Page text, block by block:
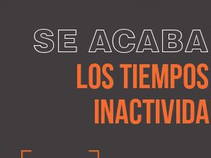
SE
LOS